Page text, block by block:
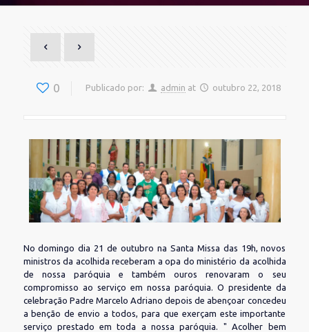
0 Publicado por: admin at outubro 22, 2018
No domingo dia 21 de outubro na Santa Missa das 19h, novos
ministros da acolhida receberam a opa do ministério da acolhida
de nossa paróquia e também ouros renovaram o seu
compromisso ao serviço em nossa paróquia. O presidente da
celebração Padre Marcelo Adriano depois de abençoar concedeu
a benção de envio a todos, para que exerçam este importante
serviço prestado em toda a nossa paróquia. " Acolher bem